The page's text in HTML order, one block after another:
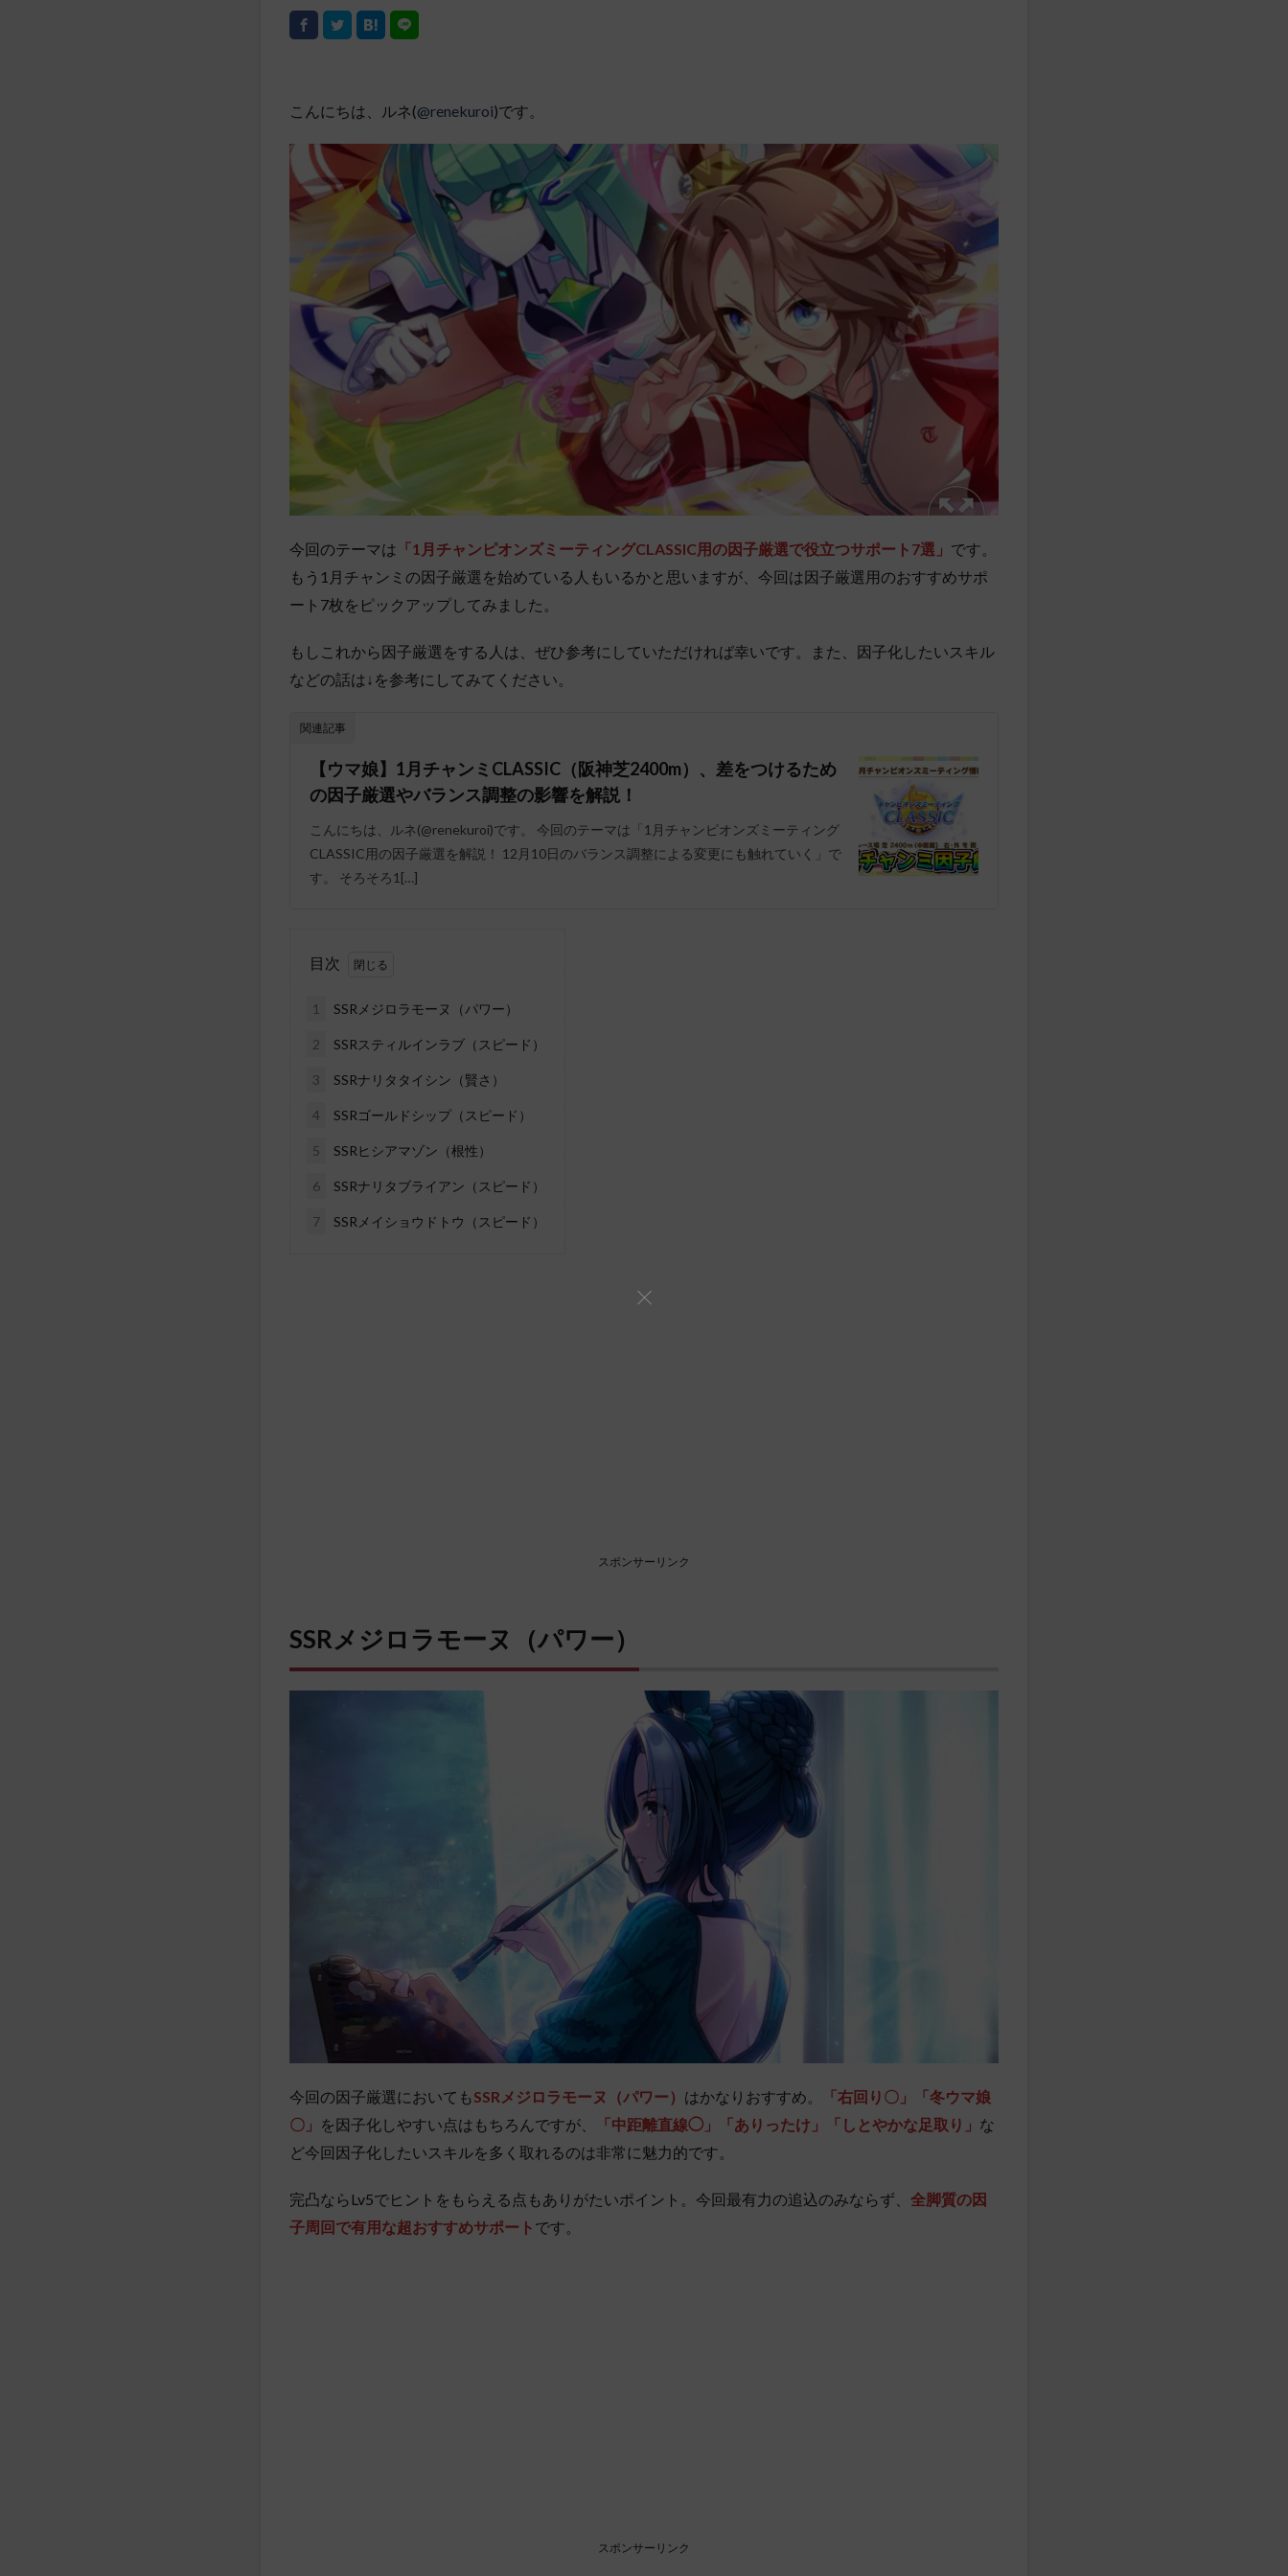
こんにちは、ルネ(@renekuroi)です。
今回のテーマは 「1月チャンピオンズミーティングCLASSIC用の因子厳選で役立つサポート7選」 です。
もう1月チャンミの因子厳選を始めている人もいるかと思いますが、今回は因子厳選用のおすすめサポ
ート7枚をピックアップしてみました。
もしこれから因子厳選をする人は、ぜひ参考にしていただければ幸いです。また、因子化したいスキル
などの話は↓を参考にしてみてください。
関連記事
【ウマ娘】1月チャンミCLASSIC（阪神芝2400m）、差をつけるため
の因子厳選やバランス調整の影響を解説！
こんにちは、ルネ(@renekuroi)です。 今回のテーマは「1月チャンピオンズミーティング
CLASSIC用の因子厳選を解説！ 12月10日のバランス調整による変更にも触れていく」で
す。 そろそろ1[…]
目次
1 SSRメジロラモーヌ（パワー）
2 SSRスティルインラブ（スピード）
3 SSRナリタタイシン（賢さ）
4 SSRゴールドシップ（スピード）
5 SSRヒシアマゾン（根性）
6 SSRナリタブライアン（スピード）
7 SSRメイショウドトウ（スピード）
スポンサーリンク
SSRメジロラモーヌ（パワー）
今回の因子厳選においても SSRメジロラモーヌ（パワー） はかなりおすすめ。
「右回り〇」「冬ウマ娘
〇」 を因子化しやすい点はもちろんですが、 「中距離直線◯」「ありったけ」「しとやかな足取り」 な
ど今回因子化したいスキルを多く取れるのは非常に魅力的です。
完凸ならLv5でヒントをもらえる点もありがたいポイント。今回最有力の追込のみならず、 全脚質の因
子周回で有用な超おすすめサポート です。
スポンサーリンク